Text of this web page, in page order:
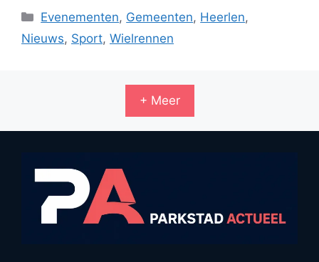
Categorieën
Evenementen, Gemeenten, Heerlen,
Nieuws, Sport, Wielrennen
+ Meer